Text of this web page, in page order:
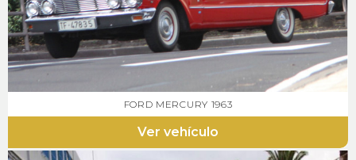
FORD MERCURY 1963
Ver vehículo